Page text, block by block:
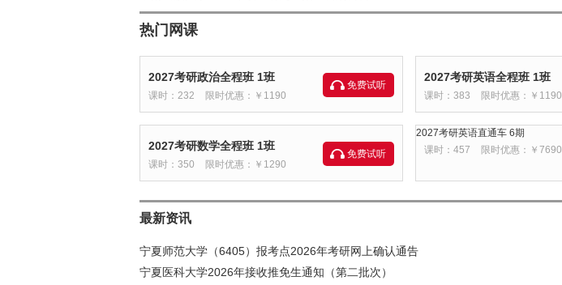
热门网课
2027考研政治全程班 1班
课时：232 限时优惠：￥1190
免费试听
2027考研英语全程班 1班
课时：383 限时优惠：￥1190
2027考研数学全程班 1班
课时：350 限时优惠：￥1290
免费试听
2027考研英语直通车 6期
课时：457
限时优惠：￥7690
最新资讯
宁夏师范大学（6405）报考点2026年考研网上确认通告
宁夏医科大学2026年接收推免生通知（第二批次）